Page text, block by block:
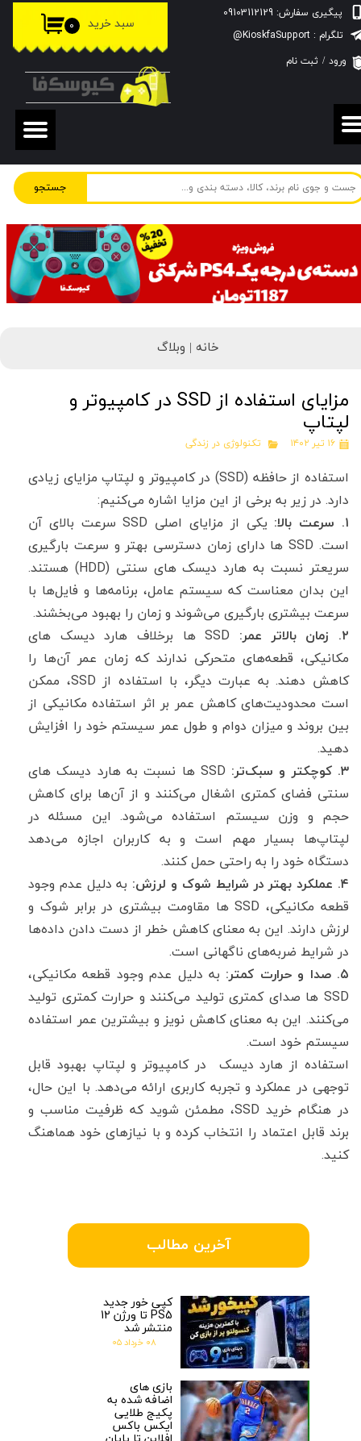
جستجو
پیگیری سفارش: 09103112129
۰ سبد خرید
ورود / ثبت نام
حساب کاربری من
تغییر گذر واژه
سفارشات
خروج از حساب کاربری
تلگرام : KioskfaSupport@
خانه | وبلاگ
مزایای استفاده از SSD در کامپیوتر و
لپتاپ
۱۶ تیر ۱۴۰۲ تکنولوژی در زندگی
استفاده از حافظه (SSD) در کامپیوتر و لپتاپ مزایای زیادی
دارد. در زیر به برخی از این مزایا اشاره می‌کنیم:
۱. سرعت بالا:
یکی از مزایای اصلی SSD سرعت بالای آن
است. SSD ها دارای زمان دسترسی بهتر و سرعت بارگیری
سریعتر نسبت به هارد دیسک های سنتی (HDD) هستند.
این بدان معناست که سیستم عامل، برنامه‌ها و فایل‌ها با
سرعت بیشتری بارگیری می‌شوند و زمان را بهبود می‌بخشند.
۲. زمان بالاتر عمر:
SSD ها برخلاف هارد دیسک های
مکانیکی، قطعه‌های متحرکی ندارند که زمان عمر آن‌ها را
کاهش دهند. به عبارت دیگر، با استفاده از SSD، ممکن
است محدودیت‌های کاهش عمر بر اثر استفاده مکانیکی از
بین بروند و میزان دوام و طول عمر سیستم خود را افزایش
دهید.
۳. کوچکتر و سبک‌تر:
SSD ها نسبت به هارد دیسک های
سنتی فضای کمتری اشغال می‌کنند و از آن‌ها برای کاهش
حجم و وزن سیستم استفاده می‌شود. این مسئله در
لپتاپ‌ها بسیار مهم است و به کاربران اجازه می‌دهد
دستگاه خود را به راحتی حمل کنند.
۴. عملکرد بهتر در شرایط شوک و لرزش:
به دلیل عدم وجود
قطعه مکانیکی، SSD ها مقاومت بیشتری در برابر شوک و
لرزش دارند. این به معنای کاهش خطر از دست دادن داده‌ها
در شرایط ضربه‌های ناگهانی است.
۵. صدا و حرارت کمتر:
به دلیل عدم وجود قطعه مکانیکی،
SSD ها صدای کمتری تولید می‌کنند و حرارت کمتری تولید
می‌کنند. این به معنای کاهش نویز و بیشترین عمر استفاده
سیستم خود است.
استفاده از هارد دیسک در کامپیوتر و لپتاپ بهبود قابل
توجهی در عملکرد و تجربه کاربری ارائه می‌دهد. با این حال،
در هنگام خرید SSD، مطمئن شوید که ظرفیت مناسب و
برند قابل اعتماد را انتخاب کرده و با نیازهای خود هماهنگ
کنید.
آخرین مطالب
کپی خور جدید
PS5 تا ورژن 12
منتشر شد
۰۸ خرداد ۰۵
بازی های
اضافه شده به
پکیج طلایی
ایکس باکس